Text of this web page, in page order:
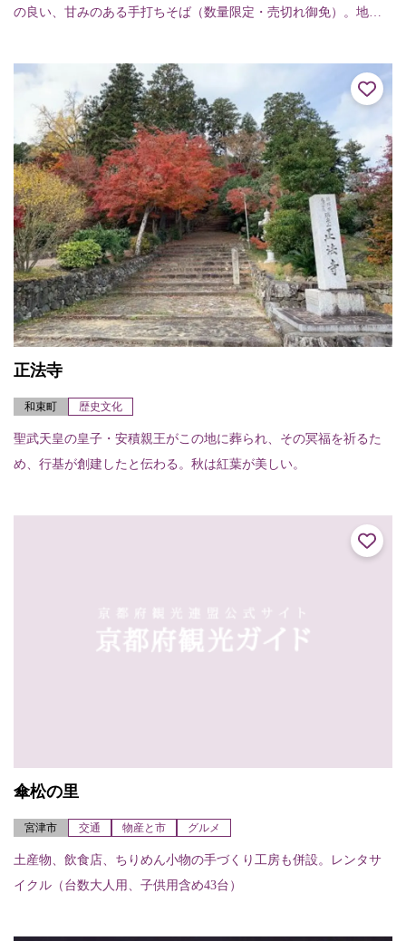
の良い、甘みのある手打ちそば（数量限定・売切れ御免）。地鶏
で、気軽に立ち寄りできる。
正法寺
和束町 歴史文化
聖武天皇の皇子・安積親王がこの地に葬られ、その冥福を祈るた
め、行基が創建したと伝わる。秋は紅葉が美しい。
傘松の里
宮津市 交通 物産と市 グルメ
土産物、飲食店、ちりめん小物の手づくり工房も併設。レンタサ
イクル（台数大人用、子供用含め43台）